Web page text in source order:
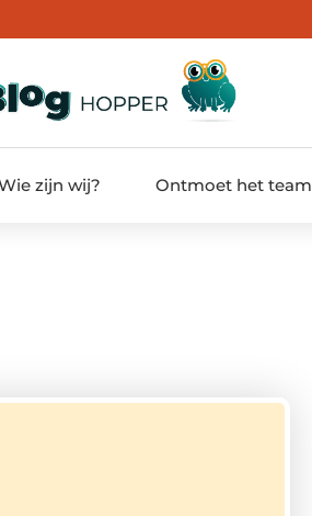
zijn wij? Ontmoet het team